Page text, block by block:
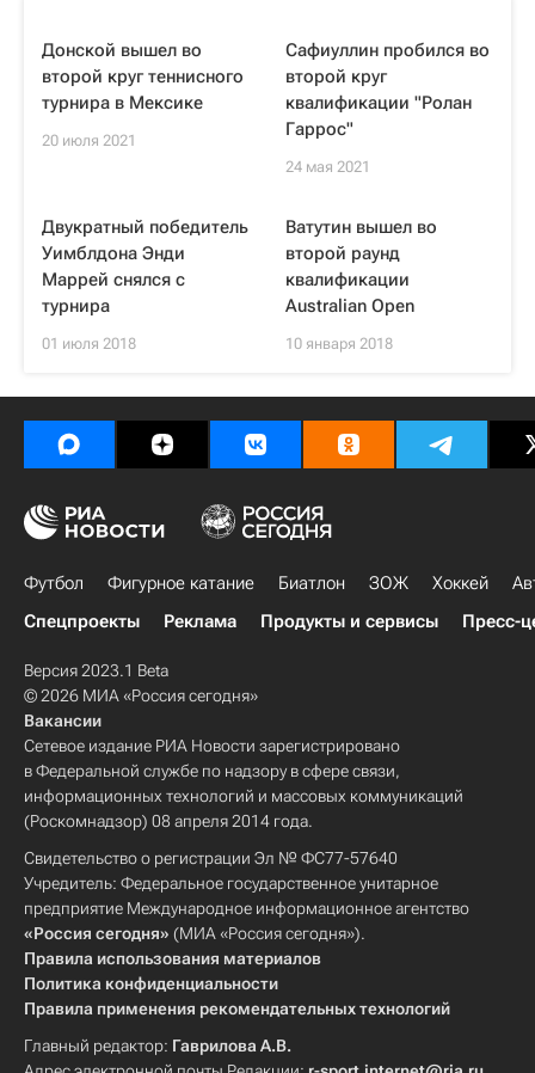
Донской вышел во
второй круг теннисного
турнира в Мексике
20 июля 2021
Сафиуллин пробился во
второй круг
квалификации "Ролан
Гаррос"
24 мая 2021
Двукратный победитель
Уимблдона Энди
Маррей снялся с
турнира
01 июля 2018
Ватутин вышел во
второй раунд
квалификации
Australian Open
10 января 2018
Футбол Фигурное катание Биатлон ЗОЖ Хоккей
Спецпроекты
Реклама Продукты и сервисы Пресс-
Версия 2023.1 Beta
© 2026 МИА «Россия сегодня»
Вакансии
Сетевое издание РИА Новости зарегистрировано
в Федеральной службе по надзору в сфере связи,
информационных технологий и массовых коммуникаций
(Роскомнадзор) 08 апреля 2014 года.
Свидетельство о регистрации Эл № ФС77-57640
Учредитель: Федеральное государственное унитарное
предприятие Международное информационное агентство
«Россия сегодня» (МИА «Россия сегодня»).
Правила использования материалов
Политика конфиденциальности
Правила применения рекомендательных технологий
Главный редактор: Гаврилова А.В.